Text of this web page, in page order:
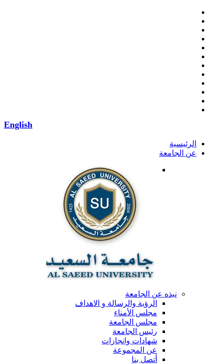
English
الرئيسية
عن الجامعة
نبذه عن الجامعة
الرؤية والرسالة و الاهداف
مجلس الأمناء
مجلس الجامعة
رئيس الجامعة
شهادات وانجازات
عن المجموعة
أتصل بنا